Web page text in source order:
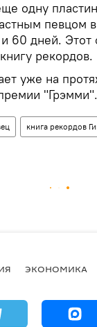
одну
певцом
60 дней. Этот
рекордов.
уже на
"Грэмми".
книга рекордов
ЭКОНОМИКА